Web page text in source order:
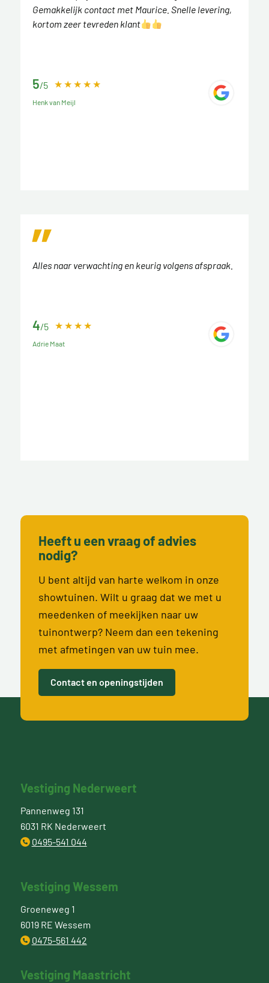
Gemakkelijk contact met Maurice. Snelle levering,
kortom zeer tevreden klant
5/5
Henk van Meijl
Alles naar verwachting en keurig volgens afspraak.
4/5
Adrie Maat
Heeft u een vraag of advies
nodig?
U bent altijd van harte welkom in onze
showtuinen. Wilt u graag dat we met u
meedenken of meekijken naar uw
tuinontwerp? Neem dan een tekening
met afmetingen van uw tuin mee.
Contact en openingstijden
Vestiging Nederweert
Pannenweg 131
6031 RK Nederweert
0495-541 044
Vestiging Wessem
Groeneweg 1
6019 RE Wessem
0475-561 442
Vestiging Maastricht